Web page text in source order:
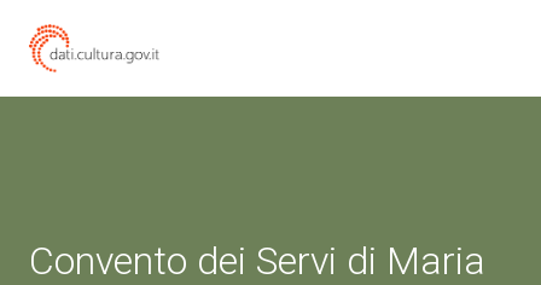
Convento dei Servi di Maria